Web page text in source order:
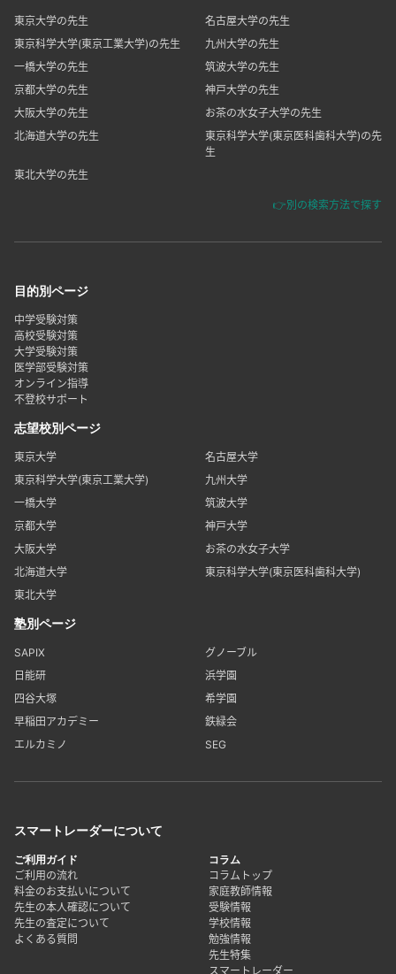
東京大学の先生
名古屋大学の先生
東京科学大学(東京工業大学)の先生
九州大学の先生
一橋大学の先生
筑波大学の先生
京都大学の先生
神戸大学の先生
大阪大学の先生
お茶の水女子大学の先生
北海道大学の先生
東京科学大学(東京医科歯科大学)の先
生
東北大学の先生
👉別の検索方法で探す
目的別ページ
中学受験対策
高校受験対策
大学受験対策
医学部受験対策
オンライン指導
不登校サポート
志望校別ページ
東京大学
名古屋大学
東京科学大学(東京工業大学)
九州大学
一橋大学
筑波大学
京都大学
神戸大学
大阪大学
お茶の水女子大学
北海道大学
東京科学大学(東京医科歯科大学)
東北大学
塾別ページ
SAPIX
グノーブル
日能研
浜学園
四谷大塚
希学園
早稲田アカデミー
鉄緑会
エルカミノ
SEG
スマートレーダーについて
ご利用ガイド
ご利用の流れ
料金のお支払いについて
先生の本人確認について
先生の査定について
よくある質問
コラム
コラムトップ
家庭教師情報
受験情報
学校情報
勉強情報
先生特集
スマートレーダー